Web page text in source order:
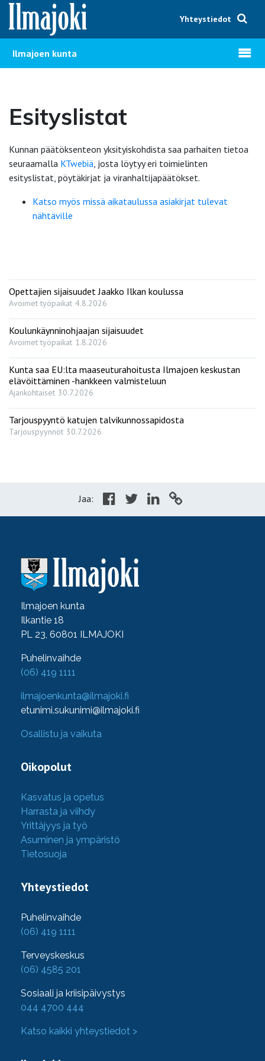
Hyppää sisältöön
Yhteystiedot
Ilmajoen kunta Avaa
Esityslistat
Kunnan päätöksenteon yksityiskohdista saa parhaiten tietoa
seuraamalla KTwebiä , josta löytyy eri toimielinten
esityslistat, pöytäkirjat ja viranhaltijapäätökset.
Katso myös missä aikataulussa asiakirjat tulevat
nähtäville
Opettajien sijaisuudet Jaakko Ilkan koulussa
Avoimet työpaikat 4.8.2026
Koulunkäynninohjaajan sijaisuudet
Avoimet työpaikat 1.8.2026
Kunta saa EU:lta maaseuturahoitusta Ilmajoen keskustan
elävöittäminen -hankkeen valmisteluun
Ajankohtaiset 30.7.2026
Tarjouspyyntö katujen talvikunnossapidosta
Tarjouspyynnöt 30.7.2026
Jaa:
Ilmajoen kunta
Ilkantie 18
PL 23, 60801 ILMAJOKI
Puhelinvaihde
(06) 419 1111
ilmajoenkunta@ilmajoki.fi
etunimi.sukunimi@ilmajoki.fi
Osallistu ja vaikuta
Oikopolut
Kasvatus ja opetus
Harrasta ja viihdy
Yrittäjyys ja työ
Asuminen ja ympäristö
Tietosuoja
Yhteystiedot
Puhelinvaihde
(06) 419 1111
Terveyskeskus
(06) 4585 201
Sosiaali ja kriisipäivystys
044 4700 444
Katso kaikki yhteystiedot >